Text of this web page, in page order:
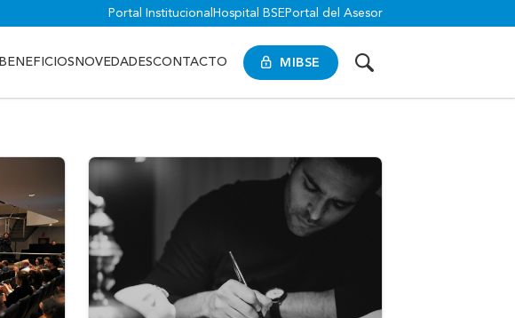
Portal Institucional Hospital BSE Portal del Asesor
MIBSE
BENEFICIOS NOVEDADESCONTACTO